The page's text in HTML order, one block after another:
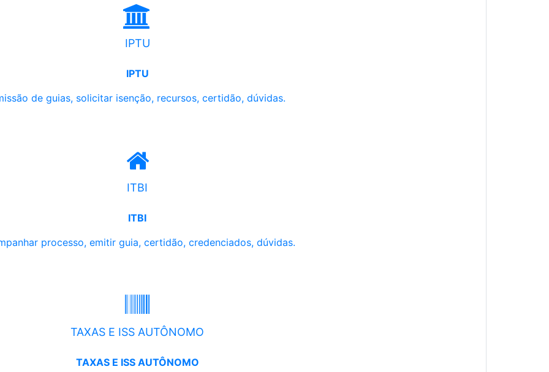
IPTU
IPTU
de guias, solicitar isenção, recursos, certidão, dúvidas.
ITBI
ITBI
processo, emitir guia, certidão, credenciados, dúvidas.
TAXAS E ISS AUTÔNOMO
TAXAS E ISS AUTÔNOMO